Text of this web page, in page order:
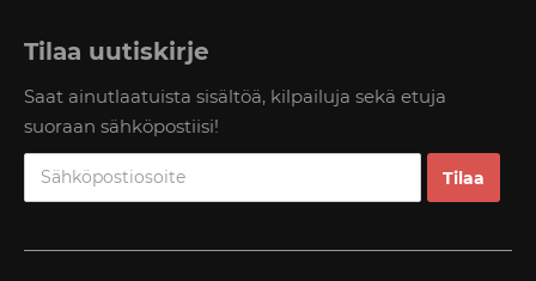
Tilaa uutiskirje
Saat ainutlaatuista sisältöä, kilpailuja sekä etuja
suoraan sähköpostiisi!